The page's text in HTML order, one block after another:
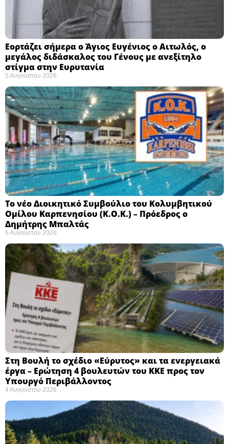
Εορτάζει σήμερα ο Άγιος Ευγένιος ο Αιτωλός, ο
μεγάλος διδάσκαλος του Γένους με ανεξίτηλο
στίγμα στην Ευρυτανία
5 Αυγούστου 2026
Το νέο Διοικητικό Συμβούλιο του Κολυμβητικού
Ομίλου Καρπενησίου (Κ.Ο.Κ.) – Πρόεδρος ο
Δημήτρης Μπαλτάς
5 Αυγούστου 2026
Στη Βουλή το σχέδιο «Εύρυτος» και τα ενεργειακά
έργα – Ερώτηση 4 βουλευτών του ΚΚΕ προς τον
Υπουργό Περιβάλλοντος
4 Αυγούστου 2026